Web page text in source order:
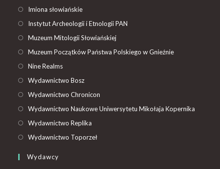
Imiona słowiańskie
Instytut Archeologii i Etnologii PAN
Muzeum Mitologii Słowiańskiej
Muzeum Początków Państwa Polskiego w Gnieźnie
Nine Realms
Wydawnictwo Bosz
Wydawnictwo Chronicon
Wydawnictwo Naukowe Uniwersytetu Mikołaja Kopernika
Wydawnictwo Replika
Wydawnictwo Toporzeł
Wydawcy